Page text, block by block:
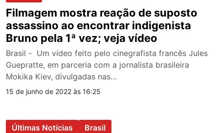
Filmagem mostra reação de suposto
assassino ao encontrar indigenista
Bruno pela 1ª vez; veja vídeo
Brasil - Um vídeo feito pelo cinegrafista francês Jules
Guepratte, em parceria com a jornalista brasileira
Mokika Kiev, divulgadas nas…
15 de junho de 2022 às 16:25
Últimas Notícias Brasil